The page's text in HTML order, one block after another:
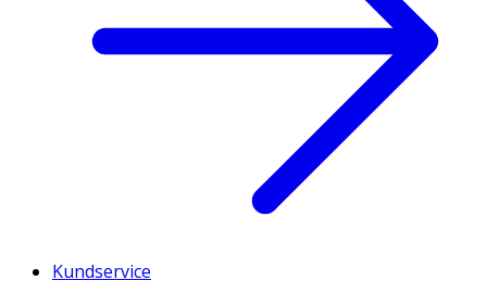
Kundservice